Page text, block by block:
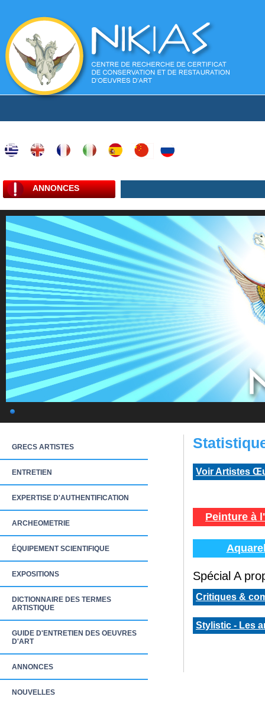
ANNONCES
GRECS ARTISTES
ENTRETIEN
EXPERTISE D'AUTHENTIFICATION
ARCHEOMETRIE
ÉQUIPEMENT SCIENTIFIQUE
EXPOSITIONS
DICTIONNAIRE DES TERMES
ARTISTIQUE
GUIDE D'ENTRETIEN DES OEUVRES
D'ART
ANNONCES
NOUVELLES
Voir Artistes
Peinture à
Spécial A
Critiques &
Stylistic - Les